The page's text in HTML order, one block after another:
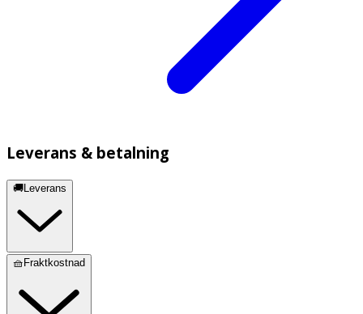
Leverans & betalning
🚚Leverans
🧺Fraktkostnad